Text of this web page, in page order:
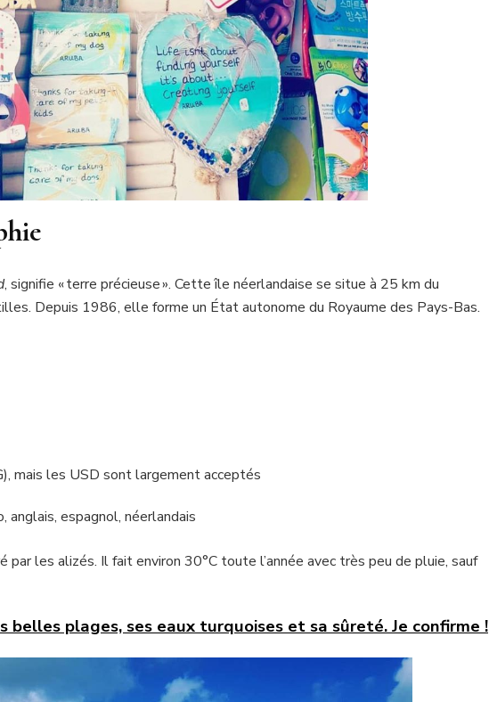
, signifie « terre précieuse ». Cette île néerlandaise se situe à 25 km du
Depuis 1986, elle forme un État autonome du Royaume des Pays-Bas.
mais les USD sont largement acceptés
anglais, espagnol, néerlandais
par les alizés. Il fait environ 30°C toute l’année avec très peu de pluie, sauf
belles plages, ses eaux turquoises et sa sûreté. Je confirme !